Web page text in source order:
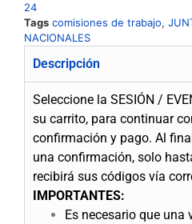
24
Tags comisiones de trabajo,
NACIONALES
Descripción
Seleccione la SESIÓN /
su carrito, para continuar
confirmación y pago. Al
una confirmación, solo
recibirá sus códigos vía
IMPORTANTES:
Es necesario que una